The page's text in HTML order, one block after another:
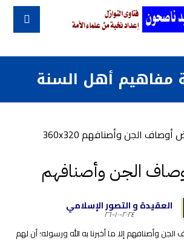
مفاهيم أهل السنة
الجن وأصنافهم
العقيدة و التصور الإسلامي
٢٠٢٤-١٠-٢٦
وأصنافهم إلا ما أخبرنا به الله ورسوله؛ أن لهم